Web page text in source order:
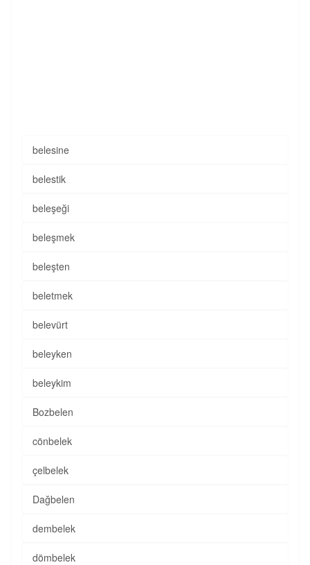
belesine
belestik
beleşeği
beleşmek
beleşten
beletmek
belevürt
beleyken
beleykim
Bozbelen
cönbelek
çelbelek
Dağbelen
dembelek
dömbelek